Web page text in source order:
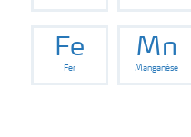
Fe
Fer
Mn
Manganèse